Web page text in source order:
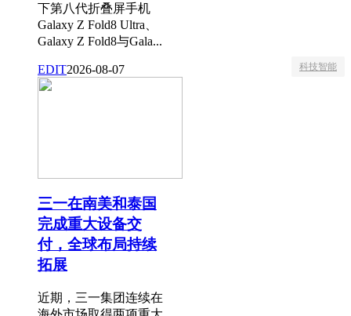
下第八代折叠屏手机
Galaxy Z Fold8 Ultra、
Galaxy Z Fold8与Gala...
EDIT2026-08-07 科技智能
三一在南美和泰国
完成重大设备交
付，全球布局持续
拓展
近期，三一集团连续在